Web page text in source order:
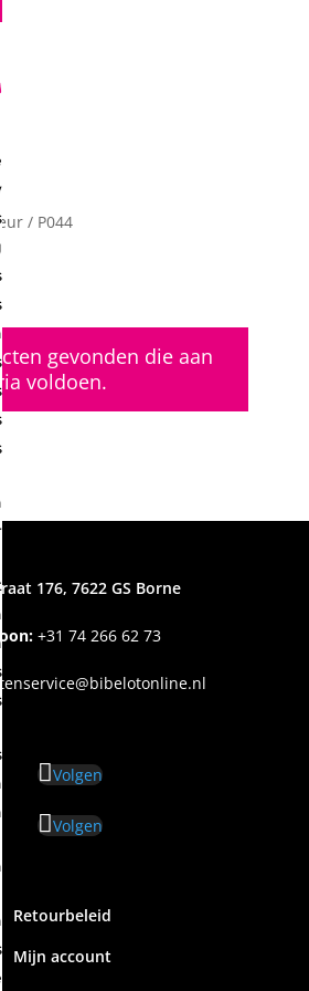
/ P044
gevonden die aan
voldoen.
176, 7622 GS Borne
+31 74 266 62 73
Volgen
Volgen
Retourbeleid
Mijn account